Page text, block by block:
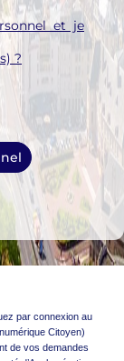
et je
?
par connexion au
Citoyen)
de vos demandes